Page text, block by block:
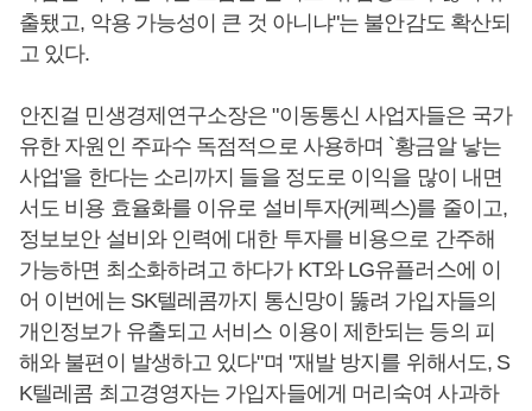
출됐고, 악용 가능성이 큰 것 아니냐"는 불안감도 확산되
고 있다.
안진걸 민생경제연구소장은 "이동통신 사업자들은 국가
유한 자원인 주파수 독점적으로 사용하며 `황금알 낳는
사업'을 한다는 소리까지 들을 정도로 이익을 많이 내면
서도 비용 효율화를 이유로 설비투자(케펙스)를 줄이고,
정보보안 설비와 인력에 대한 투자를 비용으로 간주해
가능하면 최소화하려고 하다가 KT와 LG유플러스에 이
어 이번에는 SK텔레콤까지 통신망이 뚫려 가입자들의
개인정보가 유출되고 서비스 이용이 제한되는 등의 피
해와 불편이 발생하고 있다"며 "재발 방지를 위해서도, S
K텔레콤 최고경영자는 가입자들에게 머리숙여 사과하